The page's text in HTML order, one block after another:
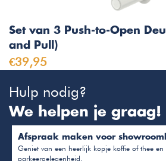
Set van 3 Push-to-Open
and Pull)
€39,95
Hulp nodig?
We helpen je graag!
Afspraak maken voor
Geniet van een heerlijk kopje koffie of thee en
parkeergelegenheid.